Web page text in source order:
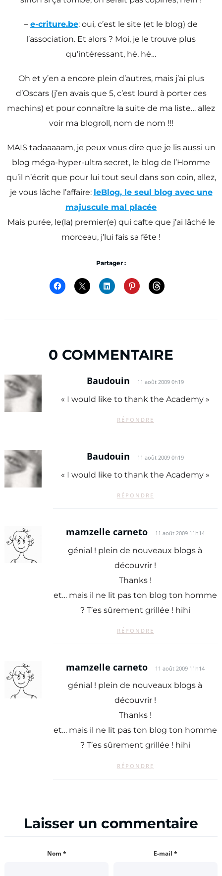
– e-criture.be: oui, c’est le site (et le blog) de
l’association. Et alors ? Moi, je le trouve plus
qu’intéressant, hé, hé…
Oh et y’en a encore plein d’autres, mais j’ai plus
d’Oscars (j’en avais que 5, c’est lourd à porter ces
machins) et pour connaître la suite de ma liste… allez
voir ma blogroll, nom de nom !!!
MAIS tadaaaaam, je peux vous dire que je lis aussi un
blog méga-hyper-ultra secret, le blog de l’Homme
qu’il n’écrit que pour lui tout seul dans son coin, allez,
je vous lâche l’affaire: leBlog, le seul blog avec une
majuscule mal placée
Mais purée, le(la) premier(e) qui cafte que j’ai lâché le
morceau, j’lui fais sa fête !
Partager :
0 COMMENTAIRE
Baudouin 11 août 2009 0h19
« I would like to thank the Academy »
RÉPONDRE
Baudouin 11 août 2009 0h19
« I would like to thank the Academy »
RÉPONDRE
mamzelle carneto 11 août 2009 11h14
génial ! plein de nouveaux blogs à
découvrir !
Thanks !
et… mais il ne lit pas ton blog ton homme
? T’es sûrement grillée ! hihi
RÉPONDRE
mamzelle carneto 11 août 2009 11h14
génial ! plein de nouveaux blogs à
découvrir !
Thanks !
et… mais il ne lit pas ton blog ton homme
? T’es sûrement grillée ! hihi
RÉPONDRE
Laisser un commentaire
Nom * E-mail *